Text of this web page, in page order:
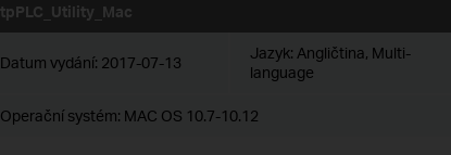
tpPLC_Utility_Mac
Datum vydání: 2017-07-13
Jazyk: Angličtina, Multi-
language
Operační systém: MAC OS 10.7-10.12